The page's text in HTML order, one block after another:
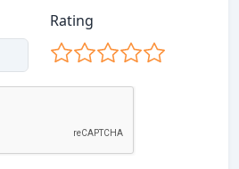
Rating